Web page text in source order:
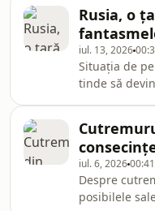
domnul Vlad
politolog,
Politica la
Rusia, o
iul. 13, 2026
Situația de
tinde să
înainteze
sociale din
recente ale
și
iul. 6, 2026
Despre
posibilele